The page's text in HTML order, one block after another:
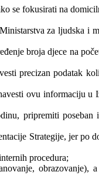
se fokusirati na
za ljudska i
broja djece na
precizan podatak
ovu informaciju u
pripremiti
Strategije, jer po
procedura;
obrazovanje),